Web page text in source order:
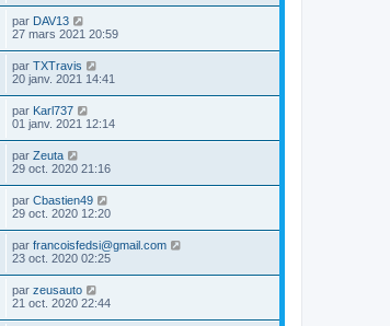
par DAV13
27 mars 2021 20:59
par TXTravis
20 janv. 2021 14:41
par Karl737
01 janv. 2021 12:14
par Zeuta
29 oct. 2020 21:16
par Cbastien49
29 oct. 2020 12:20
par francoisfedsi@gmail.com
23 oct. 2020 02:25
par zeusauto
21 oct. 2020 22:44